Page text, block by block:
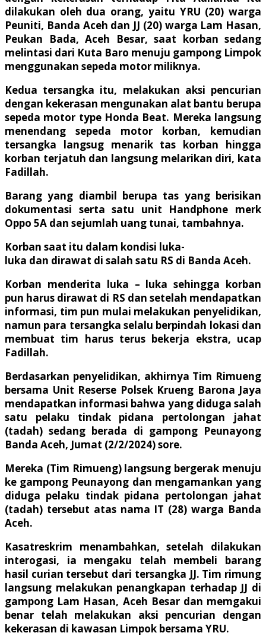
dilakukan oleh dua orang, yaitu YRU (20) warga
Peuniti, Banda Aceh dan JJ (20) warga Lam Hasan,
Peukan Bada, Aceh Besar, saat korban sedang
melintasi dari Kuta Baro menuju gampong Limpok
menggunakan sepeda motor miliknya.
Kedua tersangka itu, melakukan aksi pencurian
dengan kekerasan mengunakan alat bantu berupa
sepeda motor type Honda Beat. Mereka langsung
menendang sepeda motor korban, kemudian
tersangka langsug menarik tas korban hingga
korban terjatuh dan langsung melarikan diri, kata
Fadillah.
Barang yang diambil berupa tas yang berisikan
dokumentasi serta satu unit Handphone merk
Oppo 5A dan sejumlah uang tunai, tambahnya.
Korban saat itu dalam kondisi luka-
luka dan dirawat di salah satu RS di Banda Aceh.
Korban menderita luka – luka sehingga korban
pun harus dirawat di RS dan setelah mendapatkan
informasi, tim pun mulai melakukan penyelidikan,
namun para tersangka selalu berpindah lokasi dan
membuat tim harus terus bekerja ekstra, ucap
Fadillah.
Berdasarkan penyelidikan, akhirnya Tim Rimueng
bersama Unit Reserse Polsek Krueng Barona Jaya
mendapatkan informasi bahwa yang diduga salah
satu pelaku tindak pidana pertolongan jahat
(tadah) sedang berada di gampong Peunayong
Banda Aceh, Jumat (2/2/2024) sore.
Mereka (Tim Rimueng) langsung bergerak menuju
ke gampong Peunayong dan mengamankan yang
diduga pelaku tindak pidana pertolongan jahat
(tadah) tersebut atas nama IT (28) warga Banda
Aceh.
Kasatreskrim menambahkan, setelah dilakukan
interogasi, ia mengaku telah membeli barang
hasil curian tersebut dari tersangka JJ. Tim rimung
langsung melakukan penangkapan terhadap JJ di
gampong Lam Hasan, Aceh Besar dan memgakui
benar telah melakukan aksi pencurian dengan
kekerasan di kawasan Limpok bersama YRU.